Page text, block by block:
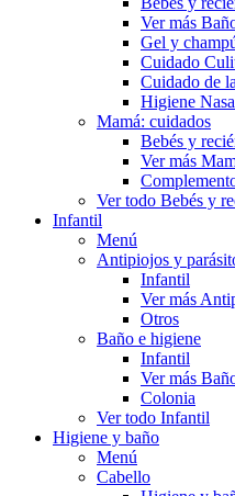
Ver más
Gel y
Cuidado
Cuidado de
Higiene
Mamá: cuidados
Bebés y
Ver más
Ver todo Bebés y
Infantil
Menú
Antipiojos y
Infantil
Ver más
Otros
Baño e higiene
Infantil
Ver más
Colonia
Ver todo Infantil
Higiene y baño
Menú
Cabello